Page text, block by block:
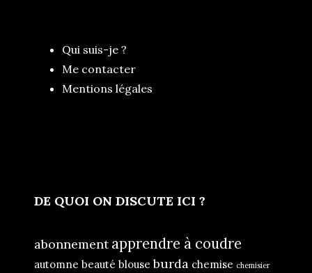
Qui suis-je ?
Me contacter
Mentions légales
DE QUOI ON DISCUTE ICI ?
abonnement apprendre à coudre
automne beauté blouse burda chemise chemisier